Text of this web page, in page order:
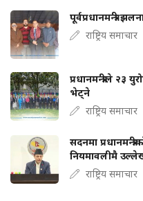
पूर्वप्रधानमन्त्री
राष्ट्रिय समाचार
प्रधानमन्त्रीले २३
भेट्ने
राष्ट्रिय समाचार
सदनमा
नियमावलीमै
राष्ट्रिय समाचार